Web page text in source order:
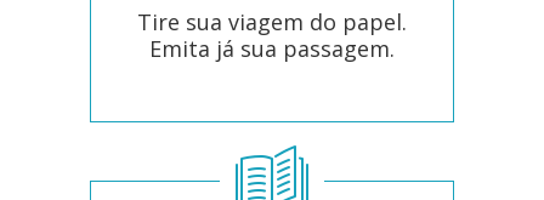
Tire sua viagem do papel.
Emita já sua passagem.